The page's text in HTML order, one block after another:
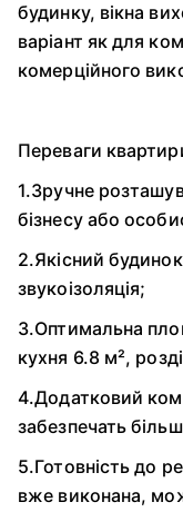
будинку, вікна
варіант як для
комерційного
Переваги
1.Зручне
бізнесу або
2.Якісний
звукоізоляція;
3.Оптимальна
кухня 6.8 м²,
4.Додатковий
забезпечать
5.Готовність до
вже виконана,